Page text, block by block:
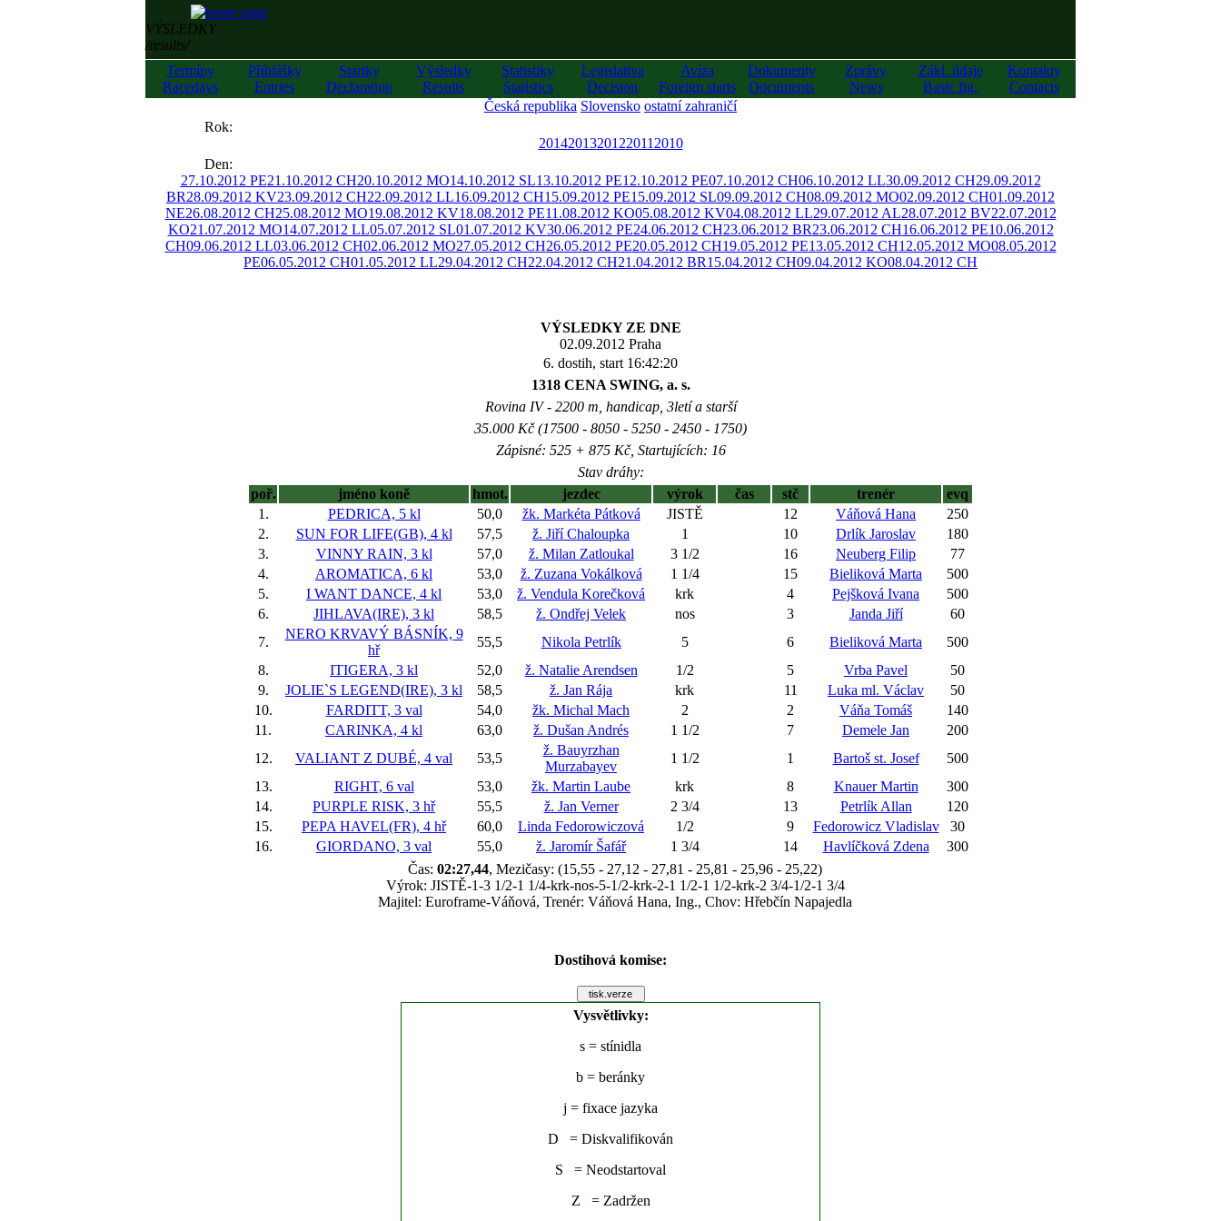
VÝSLEDKY
/results/
Termíny
Racedays
Přihlášky
Entries
Startky
Declaration
Výsledky
Results
Statistiky
Statistics
Legislativa
Decision
Avíza
Foreign starts
Dokumenty
Documents
Zprávy
News
Zákl. údaje
Basic fig.
Kontakty
Contacts
Česká republika Slovensko ostatní zahraničí
Rok:
2014201320122011 2010
Den:
27.10.2012 PE21.10.2012 CH20.10.2012 MO14.10.2012 SL13.10.2012 PE12.10.2012 PE07.10.2012 CH06.10.2012 LL30.09.2012 CH29.09.2012
BR28.09.2012 KV23.09.2012 CH22.09.2012 LL16.09.2012 CH15.09.2012 PE15.09.2012 SL09.09.2012 CH08.09.2012 MO02.09.2012 CH01.09.2012
NE26.08.2012 CH25.08.2012 MO19.08.2012 KV18.08.2012 PE11.08.2012 KO05.08.2012 KV04.08.2012 LL29.07.2012 AL28.07.2012 BV22.07.2012
KO21.07.2012 MO14.07.2012 LL05.07.2012 SL01.07.2012 KV30.06.2012 PE24.06.2012 CH23.06.2012 BR23.06.2012 CH16.06.2012 PE10.06.2012
CH09.06.2012 LL03.06.2012 CH02.06.2012 MO27.05.2012 CH26.05.2012 PE20.05.2012 CH19.05.2012 PE13.05.2012 CH12.05.2012 MO08.05.2012
PE06.05.2012 CH01.05.2012 LL29.04.2012 CH22.04.2012 CH21.04.2012 BR15.04.2012 CH09.04.2012 KO08.04.2012 CH
VÝSLEDKY ZE DNE
02.09.2012 Praha
6. dostih, start 16:42:20
1318 CENA SWING, a. s.
Rovina IV - 2200 m, handicap, 3letí a starší
35.000 Kč (17500 - 8050 - 5250 - 2450 - 1750)
Zápisné: 525 + 875 Kč, Startujících: 16
Stav dráhy:
poř.
jméno koně hmot. jezdec výrok čas stč trenér
evq
1.
PEDRICA, 5 kl 50,0 žk. Markéta Pátková JISTĚ 12 Váňová Hana
250
2.
SUN FOR LIFE(GB), 4 kl 57,5 ž. Jiří Chaloupka 1 10 Drlík Jaroslav
180
3.
VINNY RAIN, 3 kl 57,0 ž. Milan Zatloukal 3 1/2 16 Neuberg Filip
77
4.
AROMATICA, 6 kl 53,0 ž. Zuzana Vokálková 1 1/4 15 Bieliková Marta
500
5.
I WANT DANCE, 4 kl 53,0 ž. Vendula Korečková krk 4 Pejšková Ivana
500
6.
JIHLAVA(IRE), 3 kl 58,5 ž. Ondřej Velek nos 3 Janda Jiří
60
7.
NERO KRVAVÝ BÁSNÍK, 9
hř
55,5 Nikola Petrlík 5 6 Bieliková Marta
500
8.
ITIGERA, 3 kl 52,0 ž. Natalie Arendsen 1/2 5 Vrba Pavel
50
9.
JOLIE`S LEGEND(IRE), 3 kl 58,5 ž. Jan Rája krk 11 Luka ml. Václav
50
10.
FARDITT, 3 val 54,0 žk. Michal Mach 2 2 Váňa Tomáš
140
11.
CARINKA, 4 kl 63,0 ž. Dušan Andrés 1 1/2 7 Demele Jan
200
12.
VALIANT Z DUBÉ, 4 val 53,5
ž. Bauyrzhan
Murzabayev
1 1/2 1 Bartoš st. Josef
500
13.
RIGHT, 6 val 53,0 žk. Martin Laube krk 8 Knauer Martin
300
14.
PURPLE RISK, 3 hř 55,5 ž. Jan Verner 2 3/4 13 Petrlík Allan
120
15.
PEPA HAVEL(FR), 4 hř 60,0 Linda Fedorowiczová 1/2 9 Fedorowicz Vladislav
30
16.
GIORDANO, 3 val 55,0 ž. Jaromír Šafář 1 3/4 14 Havlíčková Zdena
300
Čas: 02:27,44, Mezičasy: (15,55 - 27,12 - 27,81 - 25,81 - 25,96 - 25,22)
Výrok: JISTĚ-1-3 1/2-1 1/4-krk-nos-5-1/2-krk-2-1 1/2-1 1/2-krk-2 3/4-1/2-1 3/4
Majitel: Euroframe-Váňová, Trenér: Váňová Hana, Ing., Chov: Hřebčín Napajedla
Dostihová komise:
Vysvětlivky:
s = stínidla
b = beránky
j = fixace jazyka
D = Diskvalifikován
S = Neodstartoval
Z = Zadržen